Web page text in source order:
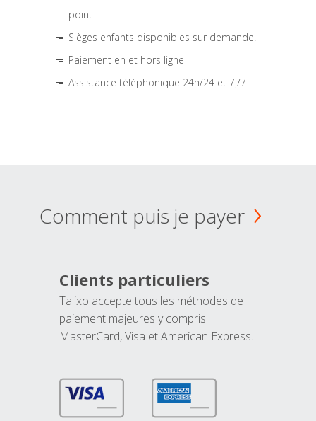
point
Sièges enfants disponibles sur demande.
Paiement en et hors ligne
Assistance téléphonique 24h/24 et 7j/7
Comment puis je payer
Clients particuliers
Talixo accepte tous les méthodes de
paiement majeures y compris
MasterCard, Visa et American Express.